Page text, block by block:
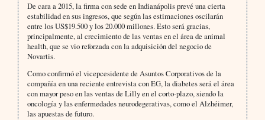
De cara a 2015, la firma con sede en Indianápolis prevé una cierta
estabilidad en sus ingresos, que según las estimaciones oscilarán
entre los US$19.500 y los 20.000 millones. Esto será gracias,
principalmente, al crecimiento de las ventas en el área de animal
health, que se vio reforzada con la adquisición del negocio de
Novartis.
Como confirmó el vicepcesidente de Asuntos Corporativos de la
compañía en una reciente entrevista con EG, la diabetes será el área
con mayor peso en las ventas de Lilly en el corto-plazo, siendo la
oncología y las enfermedades neurodegerativas, como el Alzhéimer,
las apuestas de futuro.